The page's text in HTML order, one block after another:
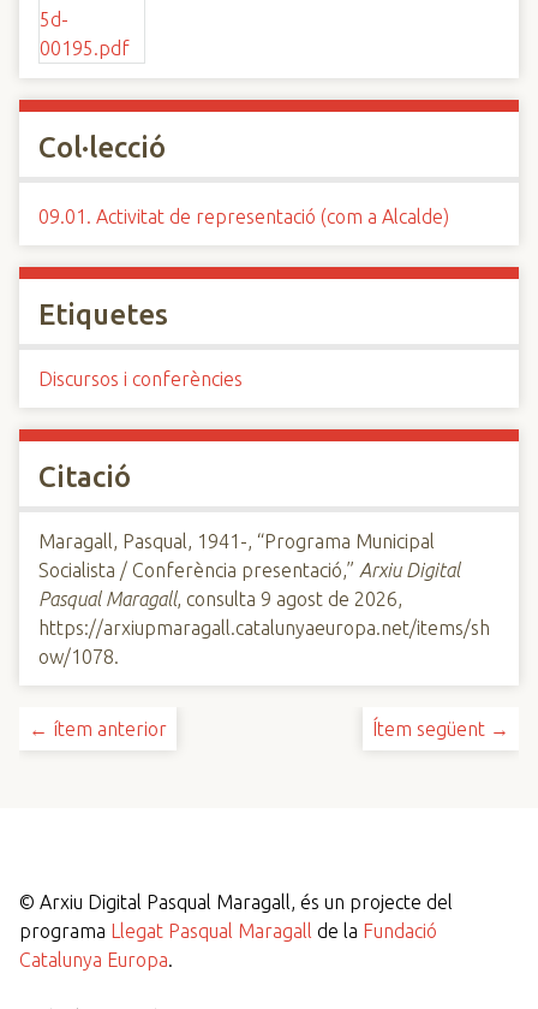
Col·lecció
09.01. Activitat de representació (com a Alcalde)
Etiquetes
Discursos i conferències
Citació
Maragall, Pasqual, 1941-, “Programa Municipal
Socialista / Conferència presentació,” Arxiu Digital
Pasqual Maragall, consulta 9 agost de 2026,
https://arxiupmaragall.catalunyaeuropa.net/items/sh
ow/1078.
← ítem anterior Ítem següent →
© Arxiu Digital Pasqual Maragall, és un projecte del
programa Llegat Pasqual Maragall de la Fundació
Catalunya Europa.